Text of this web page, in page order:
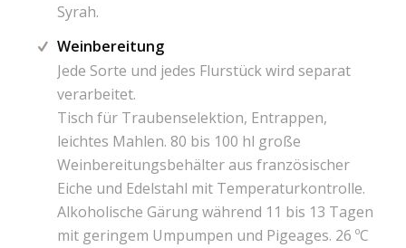
Syrah.
Weinbereitung
Jede Sorte und jedes Flurstück wird separat
verarbeitet.
Tisch für Traubenselektion, Entrappen,
leichtes Mahlen. 80 bis 100 hl große
Weinbereitungsbehälter aus französischer
Eiche und Edelstahl mit Temperaturkontrolle.
Alkoholische Gärung während 11 bis 13 Tagen
mit geringem Umpumpen und Pigeages. 26 ºC